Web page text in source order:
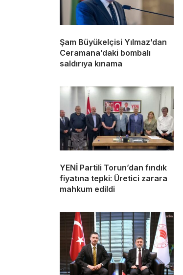
Şam Büyükelçisi Yılmaz’dan
Ceramana’daki bombalı
saldırıya kınama
YENİ Partili Torun’dan fındık
fiyatına tepki: Üretici zarara
mahkum edildi